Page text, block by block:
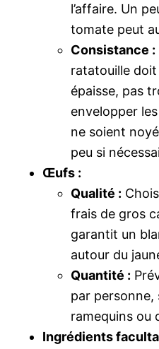
l’affaire. Un
tomate peut
Consistance :
ratatouille
épaisse, pas
envelopper
ne soient
peu si
Œufs :
Qualité :
frais de gros
garantit un
autour du
Quantité :
par personne,
ramequins ou
Ingrédients